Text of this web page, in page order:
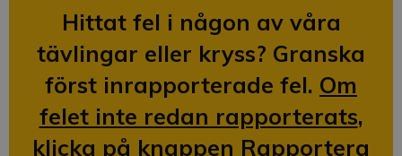
Hittat fel i någon av våra
tävlingar eller kryss? Granska
först inrapporterade fel. Om
felet inte redan rapporterats,
klicka på knappen Rapportera